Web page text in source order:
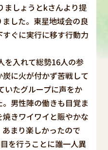
ましょうとkさんより提
した。東星地域会の良
ぐに実行に移す行動力
を入れて総勢16人の参
に火が付かず苦戦して
いたグループに声をか
男性陣の働きも目覚ま
きワイワイと賑やかな
まり楽しかったので
を行うことに誰一人異